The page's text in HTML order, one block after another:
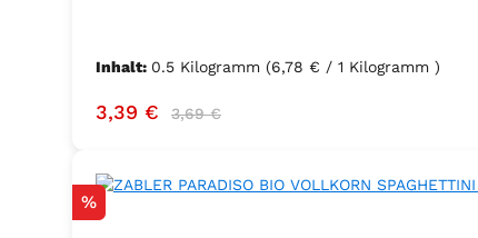
Inhalt: 0.5 Kilogramm (6,78 € / 1 Kilogramm )
Verkaufspreis:
3,39 € Regulärer Preis:
3,69 €
Rabatt
%